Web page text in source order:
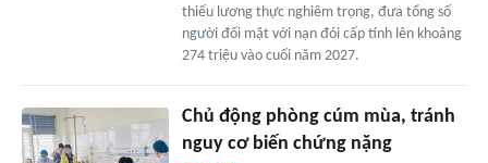
thiếu lương thực nghiêm trọng, đưa tổng số
người đối mặt với nạn đói cấp tính lên khoảng
274 triệu vào cuối năm 2027.
Chủ động phòng cúm mùa, tránh
nguy cơ biến chứng nặng